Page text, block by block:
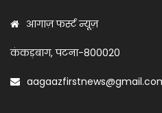
आगाज़ फर्स्ट न्यूज़
कंकड़बाग, पटना-800020